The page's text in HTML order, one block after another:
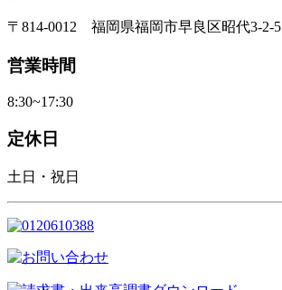
〒814-0012 福岡県福岡市早良区昭代3-2-5
営業時間
8:30~17:30
定休日
土日・祝日